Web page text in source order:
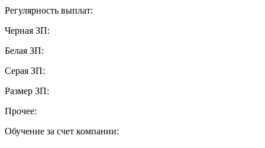
Регулярность выплат:
Черная ЗП:
Белая ЗП:
Серая ЗП:
Размер ЗП:
Прочее:
Обучение за счет компании: